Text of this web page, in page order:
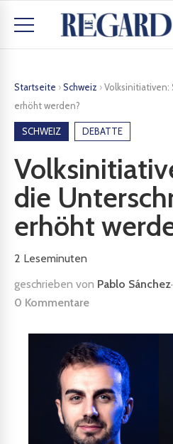
Startseite ›Schweiz ›Volksinitiativen:
erhöht werden?
SCHWEIZ DEBATTE
die
erhöht
2 Leseminuten
geschrieben von Pablo Sánchez·
0 Kommentare